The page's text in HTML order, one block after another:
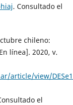
. Consultado el
chileno:
línea]. 2020, v.
article/view/
el